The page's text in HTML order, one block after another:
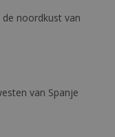
noordkust van
van Spanje